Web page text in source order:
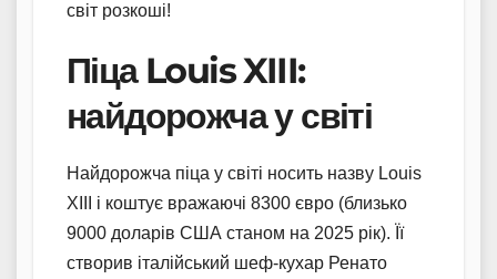
світ розкоші!
Піца Louis XIII:
найдорожча у світі
Найдорожча піца у світі носить назву Louis
XIII і коштує вражаючі 8300 євро (близько
9000 доларів США станом на 2025 рік). Її
створив італійський шеф-кухар Ренато